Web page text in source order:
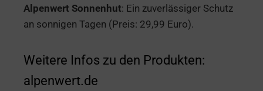
Alpenwert Sonnenhut: Ein zuverlässiger Schutz
an sonnigen Tagen (Preis: 29,99 Euro).
Weitere Infos zu den Produkten:
alpenwert.de